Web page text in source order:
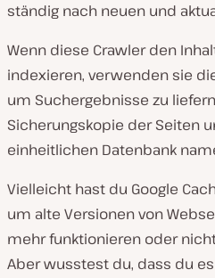
ständig nach neuen und
Wenn diese Crawler den
indexieren, verwenden sie
um Suchergebnisse zu
Sicherungskopie der Seiten
einheitlichen Datenbank
Vielleicht hast du Google
um alte Versionen von
mehr funktionieren oder
Aber wusstest du, dass du